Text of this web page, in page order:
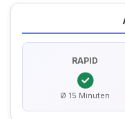
RAPID
Ø 15 Minuten